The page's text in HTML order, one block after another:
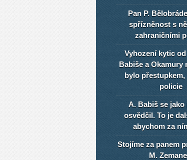
Pan P.
spřízněnost s
zahraničními
Vyhození kytic od
Babiše a Okamury
bylo
policie
A. Babiš se jako
osvědčil. To je
abychom za
Stojíme za panem
M.